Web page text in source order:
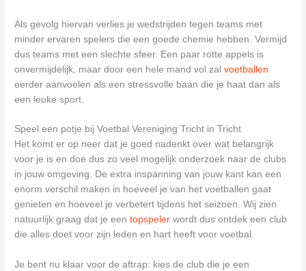
Als gevolg hiervan verlies je wedstrijden tegen teams met
minder ervaren spelers die een goede chemie hebben. Vermijd
dus teams met een slechte sfeer. Een paar rotte appels is
onvermijdelijk, maar door een hele mand vol zalvoetballen
eerder aanvoelen als een stressvolle baan die je haat dan als
een leuke sport.
Speel een potje bij Voetbal Vereniging Tricht in Tricht
Het komt er op neer dat je goed nadenkt over wat belangrijk
voor je is en doe dus zo veel mogelijk onderzoek naar de clubs
in jouw omgeving. De extra inspanning van jouw kant kan een
enorm verschil maken in hoeveel je van het voetballen gaat
genieten en hoeveel je verbetert tijdens het seizoen. Wij zien
natuurlijk graag dat je eentopspeler wordt dus ontdek een club
die alles doet voor zijn leden en hart heeft voor voetbal.
Je bent nu klaar voor de aftrap: kies de club die je een